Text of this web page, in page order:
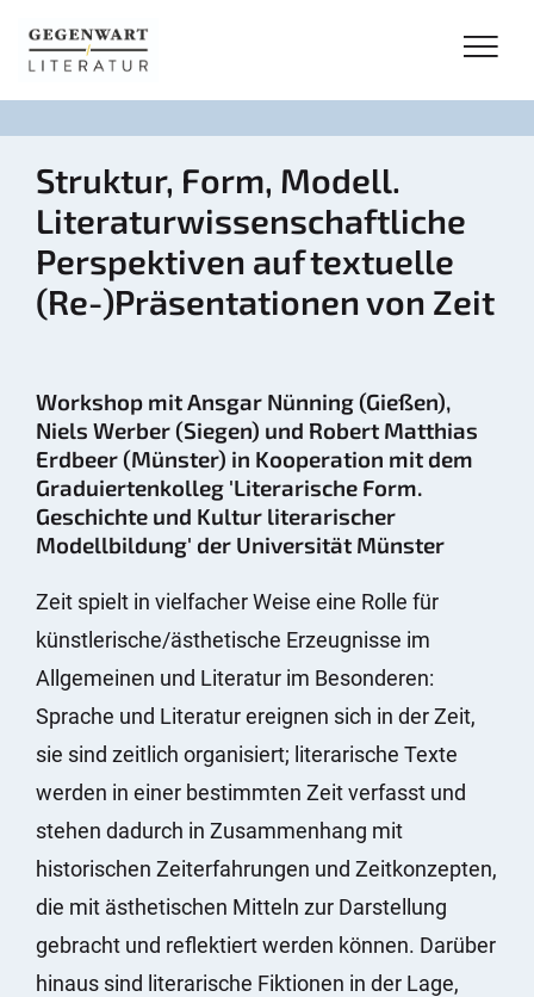
Struktur, Form, Modell.
Literaturwissenschaftliche
Perspektiven auf textuelle
(Re-)Präsentationen von Zeit
Workshop mit Ansgar Nünning (Gießen),
Niels Werber (Siegen) und Robert Matthias
Erdbeer (Münster) in Kooperation mit dem
Graduiertenkolleg 'Literarische Form.
Geschichte und Kultur literarischer
Modellbildung' der Universität Münster
Zeit spielt in vielfacher Weise eine Rolle für
künstlerische/ästhetische Erzeugnisse im
Allgemeinen und Literatur im Besonderen:
Sprache und Literatur ereignen sich in der Zeit,
sie sind zeitlich organisiert; literarische Texte
werden in einer bestimmten Zeit verfasst und
stehen dadurch in Zusammenhang mit
historischen Zeiterfahrungen und Zeitkonzepten,
die mit ästhetischen Mitteln zur Darstellung
gebracht und reflektiert werden können. Darüber
hinaus sind literarische Fiktionen in der Lage,